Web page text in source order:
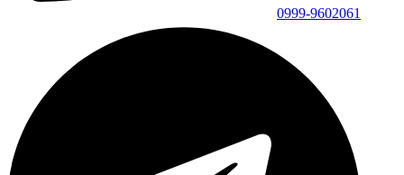
0999-9602061